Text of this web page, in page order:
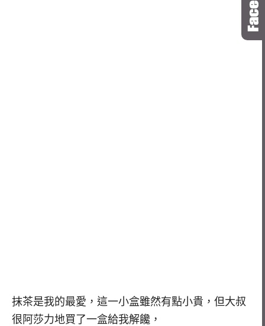
抹茶是我的最愛，這一小盒雖然有點小貴，但大叔
很阿莎力地買了一盒給我解饞，